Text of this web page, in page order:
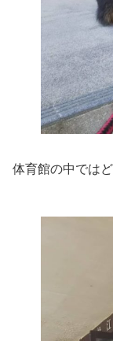
体育館の中では